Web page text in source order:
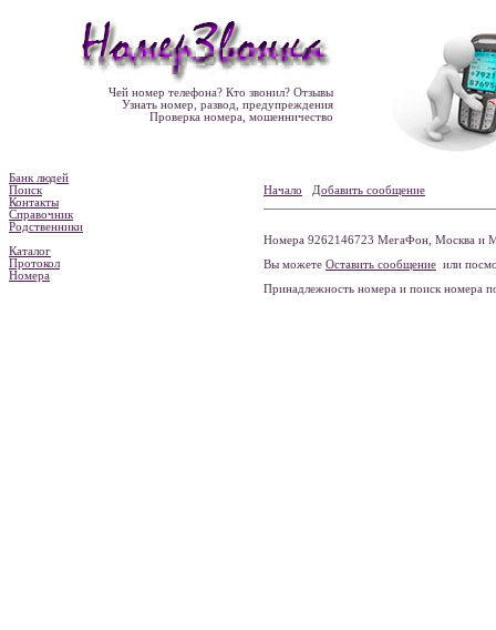
Чей номер телефона? Кто звонил? Отзывы
Узнать номер, развод, предупреждения
Проверка номера, мошенничество
Банк людей
Поиск
Контакты
Справочник
Родственники
Каталог
Протокол
Номера
Начало Добавить сообщение
Номера 9262146723 МегаФон, Москва и
Вы можете Оставить сообщение или
Принадлежность номера и поиск номера